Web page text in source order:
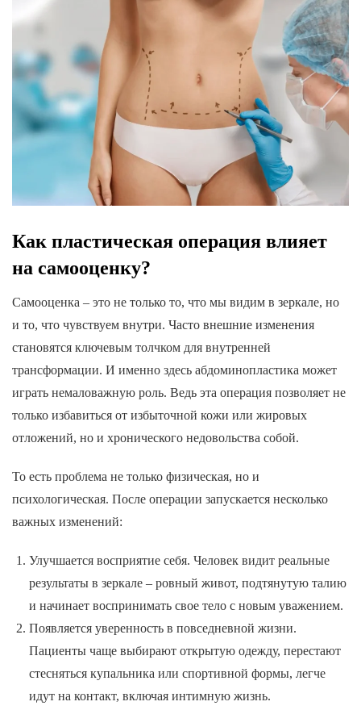
Как пластическая операция влияет
на самооценку?
Самооценка – это не только то, что мы видим в зеркале, но
и то, что чувствуем внутри. Часто внешние изменения
становятся ключевым толчком для внутренней
трансформации. И именно здесь абдоминопластика может
играть немаловажную роль. Ведь эта операция позволяет не
только избавиться от избыточной кожи или жировых
отложений, но и хронического недовольства собой.
То есть проблема не только физическая, но и
психологическая. После операции запускается несколько
важных изменений:
Улучшается восприятие себя. Человек видит реальные
результаты в зеркале – ровный живот, подтянутую талию
и начинает воспринимать свое тело с новым уважением.
Появляется уверенность в повседневной жизни.
Пациенты чаще выбирают открытую одежду, перестают
стесняться купальника или спортивной формы, легче
идут на контакт, включая интимную жизнь.